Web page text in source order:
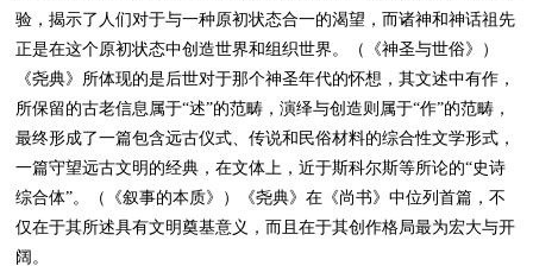
验，揭示了人们对于与一种原初状态合一的渴望，而诸神和神话祖先
正是在这个原初状态中创造世界和组织世界。（《神圣与世俗》）
《尧典》所体现的是后世对于那个神圣年代的怀想，其文述中有作，
所保留的古老信息属于“述”的范畴，演绎与创造则属于“作”的范畴，
最终形成了一篇包含远古仪式、传说和民俗材料的综合性文学形式，
一篇守望远古文明的经典，在文体上，近于斯科尔斯等所论的“史诗
综合体”。（《叙事的本质》）《尧典》在《尚书》中位列首篇，不
仅在于其所述具有文明奠基意义，而且在于其创作格局最为宏大与开
阔。